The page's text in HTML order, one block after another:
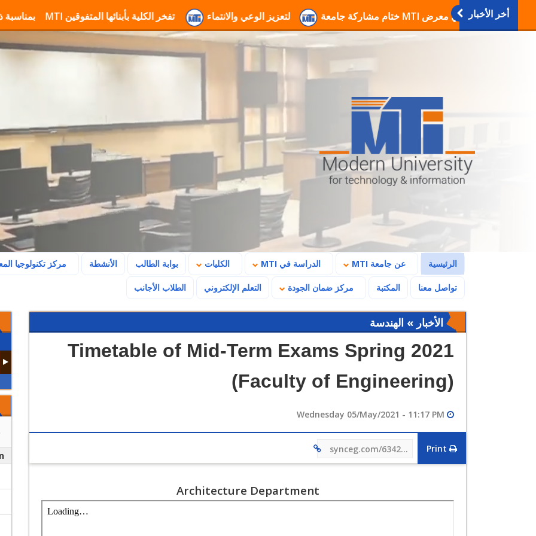
أخر الأخبار تهنئة جامعة MTI بمناسبة ذكرى ثورة 23 يوليو وتأكيد رسالتها في بناء المستقبل انطلاق فعاليات دورات التربية العسكرية والوطنية بجامعة MTI لتعزيز الوعي والانتماء تفخر الكلية بأبنائها المتفوقين
الرئيسية عن جامعة MTI الدراسة في MTI الكليات بوابة الطالب الأنشطة مركز تكنولوجيا
تواصل معنا المكتبة مركز ضمان الجودة التعلم الإلكتروني الطلاب الأجانب
الأخبار » الهندسة
Timetable of Mid-Term Exams Spring 2021
(Faculty of Engineering)
synceg.com/634248
Architecture Department